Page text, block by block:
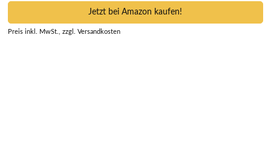
Jetzt bei Amazon kaufen!
Preis inkl. MwSt., zzgl. Versandkosten